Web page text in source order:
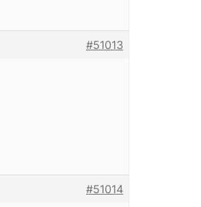
#51013
#51014